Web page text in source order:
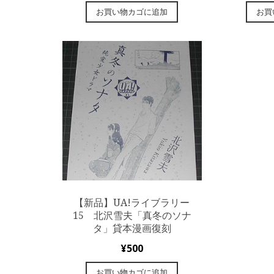
お買い物カゴに追加 お
【新品】UA!ライブラリー
15 北沢雪夫「真冬のソナ
タ」貸本漫画復刻
¥500